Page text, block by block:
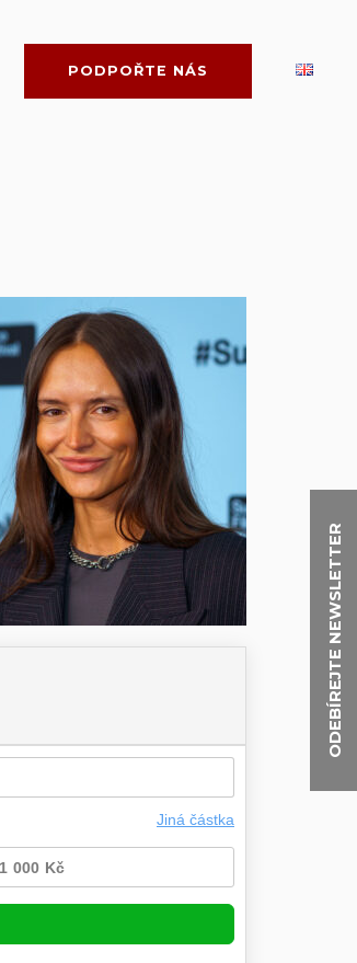
ODEBÍREJTE NEWSLETTER
PODPOŘTE NÁS